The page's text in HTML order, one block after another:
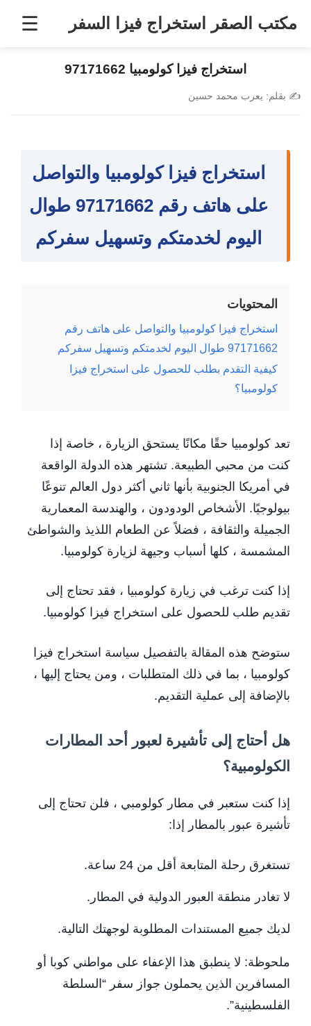
مكتب الصقر استخراج فيزا السفر ☰
استخراج فيزا كولومبيا 97171662
✍️ بقلم: يعرب محمد حسين
استخراج فيزا كولومبيا والتواصل
على هاتف رقم 97171662 طوال
اليوم لخدمتكم وتسهيل سفركم
المحتويات
استخراج فيزا كولومبيا والتواصل على هاتف رقم
97171662 طوال اليوم لخدمتكم وتسهيل سفركم
كيفية التقدم بطلب للحصول على استخراج فيزا
كولومبيا؟
تعد كولومبيا حقًا مكانًا يستحق الزيارة ، خاصة إذا
كنت من محبي الطبيعة. تشتهر هذه الدولة الواقعة
في أمريكا الجنوبية بأنها ثاني أكثر دول العالم تنوعًا
بيولوجيًا. الأشخاص الودودون ، والهندسة المعمارية
الجميلة والثقافة ، فضلاً عن الطعام اللذيذ والشواطئ
المشمسة ، كلها أسباب وجيهة لزيارة كولومبيا.
إذا كنت ترغب في زيارة كولومبيا ، فقد تحتاج إلى
تقديم طلب للحصول على استخراج فيزا كولومبيا.
ستوضح هذه المقالة بالتفصيل سياسة استخراج فيزا
كولومبيا ، بما في ذلك المتطلبات ، ومن يحتاج إليها ،
بالإضافة إلى عملية التقديم.
هل أحتاج إلى تأشيرة لعبور أحد المطارات
الكولومبية؟
إذا كنت ستعبر في مطار كولومبي ، فلن تحتاج إلى
تأشيرة عبور بالمطار إذا:
تستغرق رحلة المتابعة أقل من 24 ساعة.
لا تغادر منطقة العبور الدولية في المطار.
لديك جميع المستندات المطلوبة لوجهتك التالية.
ملحوظة: لا ينطبق هذا الإعفاء على مواطني كوبا أو
المسافرين الذين يحملون جواز سفر “السلطة
الفلسطينية”.